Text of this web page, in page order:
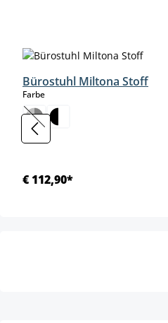
Bürostuhl Miltona Stoff
Farbeauswählen
(Diese Option ist zurzeit nicht
€ 112,90*